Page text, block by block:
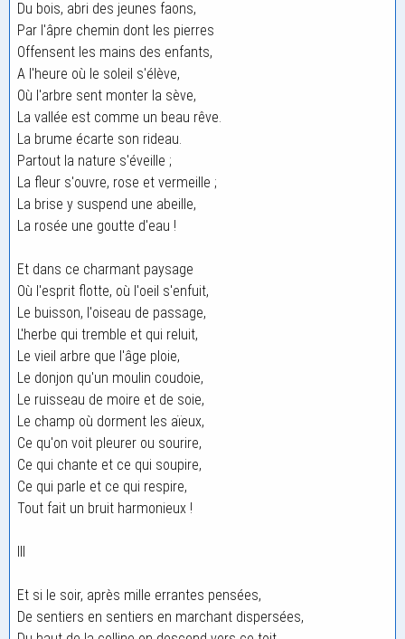
Du bois, abri des jeunes faons,
Par l'âpre chemin dont les pierres
Offensent les mains des enfants,
A l'heure où le soleil s'élève,
Où l'arbre sent monter la sève,
La vallée est comme un beau rêve.
La brume écarte son rideau.
Partout la nature s'éveille ;
La fleur s'ouvre, rose et vermeille ;
La brise y suspend une abeille,
La rosée une goutte d'eau !
Et dans ce charmant paysage
Où l'esprit flotte, où l'oeil s'enfuit,
Le buisson, l'oiseau de passage,
L'herbe qui tremble et qui reluit,
Le vieil arbre que l'âge ploie,
Le donjon qu'un moulin coudoie,
Le ruisseau de moire et de soie,
Le champ où dorment les aïeux,
Ce qu'on voit pleurer ou sourire,
Ce qui chante et ce qui soupire,
Ce qui parle et ce qui respire,
Tout fait un bruit harmonieux !
III
Et si le soir, après mille errantes pensées,
De sentiers en sentiers en marchant dispersées,